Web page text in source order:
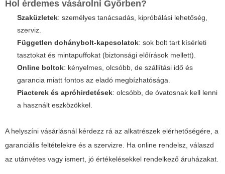
Hol érdemes vásárolni Győrben?
Szaküzletek: személyes tanácsadás, kipróbálási lehetőség,
szerviz.
Független dohánybolt-kapcsolatok: sok bolt tart kísérleti
tasztokat és mintapuffokat (biztonsági előírások mellett).
Online boltok: kényelmes, olcsóbb, de szállítási idő és
garancia miatt fontos az eladó megbízhatósága.
Piacterek és apróhirdetések: olcsóbb, de óvatosnak kell lenni
a használt eszközökkel.
A helyszíni vásárlásnál kérdezz rá az alkatrészek elérhetőségére, a
garanciális feltételekre és a szervizre. Ha online rendelsz, válaszd
az utánvétes vagy ismert, jó értékelésekkel rendelkező áruházakat.